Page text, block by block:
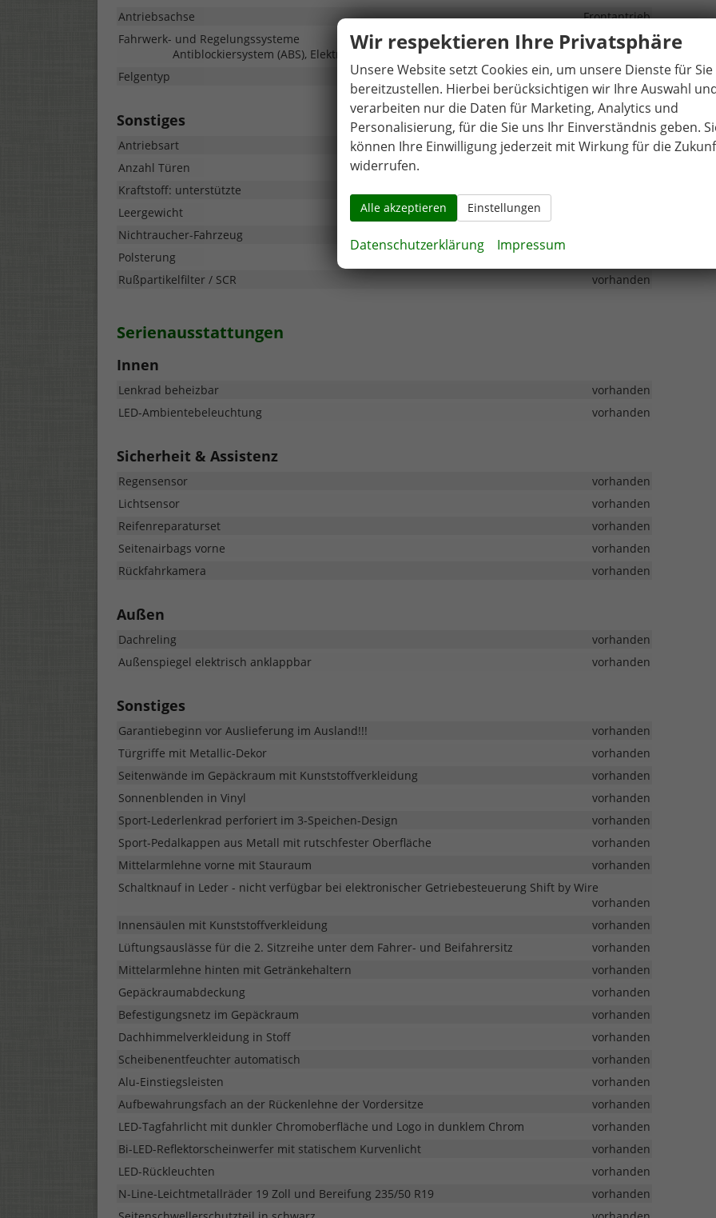
Antriebsachse
Frontantrieb
Fahrwerk- und Regelungssysteme
Antiblockiersystem (ABS), Elektronisches Stabilitäts-Programm (ESP), Reifendruckkontrolle
Felgentyp
Leichtmetallfelge
Sonstiges
Antriebsart
Verbrennungsmotor (ICE)
Anzahl Türen
Kraftstoff: unterstützte
Leergewicht
Nichtraucher-Fahrzeug
Polsterung
Rußpartikelfilter / SCR
vorhanden
Serienausstattungen
Innen
Lenkrad beheizbar
vorhanden
LED-Ambientebeleuchtung
vorhanden
Sicherheit & Assistenz
Regensensor
vorhanden
Lichtsensor
vorhanden
Reifenreparaturset
vorhanden
Seitenairbags vorne
vorhanden
Rückfahrkamera
vorhanden
Außen
Dachreling
vorhanden
Außenspiegel elektrisch anklappbar
vorhanden
Sonstiges
Garantiebeginn vor Auslieferung im Ausland!!!
vorhanden
Türgriffe mit Metallic-Dekor
vorhanden
Seitenwände im Gepäckraum mit Kunststoffverkleidung
vorhanden
Sonnenblenden in Vinyl
vorhanden
Sport-Lederlenkrad perforiert im 3-Speichen-Design
vorhanden
Sport-Pedalkappen aus Metall mit rutschfester Oberfläche
vorhanden
Mittelarmlehne vorne mit Stauraum
vorhanden
Schaltknauf in Leder - nicht verfügbar bei elektronischer Getriebesteuerung Shift by Wire
vorhanden
Innensäulen mit Kunststoffverkleidung
vorhanden
Lüftungsauslässe für die 2. Sitzreihe unter dem Fahrer- und Beifahrersitz
vorhanden
Mittelarmlehne hinten mit Getränkehaltern
vorhanden
Gepäckraumabdeckung
vorhanden
Befestigungsnetz im Gepäckraum
vorhanden
Dachhimmelverkleidung in Stoff
vorhanden
Scheibenentfeuchter automatisch
vorhanden
Alu-Einstiegsleisten
vorhanden
Aufbewahrungsfach an der Rückenlehne der Vordersitze
vorhanden
LED-Tagfahrlicht mit dunkler Chromoberfläche und Logo in dunklem Chrom
vorhanden
Bi-LED-Reflektorscheinwerfer mit statischem Kurvenlicht
vorhanden
LED-Rückleuchten
vorhanden
N-Line-Leichtmetallräder 19 Zoll und Bereifung 235/50 R19
vorhanden
Wir respektieren Ihre Privatsphäre
Unsere Website setzt Cookies ein, um unsere Dienste für Sie
bereitzustellen. Hierbei berücksichtigen wir Ihre Auswahl
verarbeiten nur die Daten für Marketing, Analytics und
Personalisierung, für die Sie uns Ihr Einverständnis geben.
können Ihre Einwilligung jederzeit mit Wirkung für die
widerrufen.
Alle akzeptieren Einstellungen
Datenschutzerklärung Impressum